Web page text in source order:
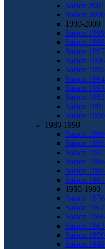
Saison
Saison
1990-2000
Saison
Saison
Saison
Saison
Saison
Saison
Saison
Saison
Saison
Saison
1980-1990
Saison
Saison
Saison
Saison
Saison
Saison
1950-1980
Saison
Saison
Saison
Saison
Saison
Saison